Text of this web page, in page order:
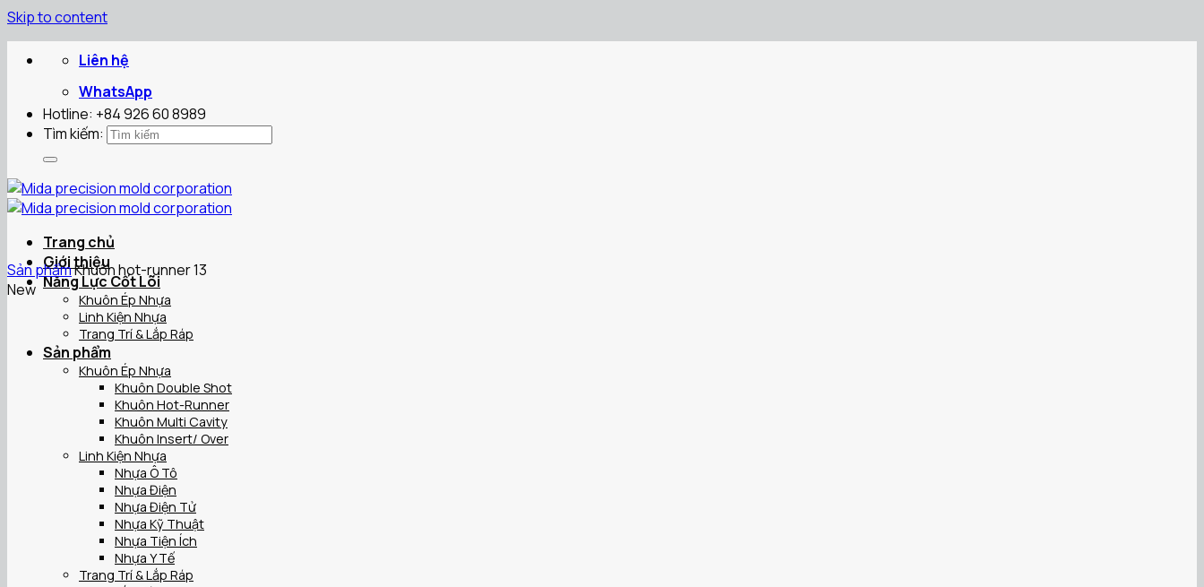
Skip to content
Liên hệ
WhatsApp
Hotline: +84 926 60 8989
Tìm kiếm:
Trang chủ
Giới thiệu
Năng Lực Cốt Lõi
Khuôn Ép Nhựa
Linh Kiện Nhựa
Trang Trí & Lắp Ráp
Sản phẩm
Khuôn Ép Nhựa
Khuôn Double Shot
Khuôn Hot-Runner
Khuôn Multi Cavity
Khuôn Insert/ Over
Linh Kiện Nhựa
Nhựa Ô Tô
Nhựa Điện
Nhựa Điện Tử
Nhựa Kỹ Thuật
Nhựa Tiện Ích
Nhựa Y Tế
Trang Trí & Lắp Ráp
Sản phẩmKhuôn hot-runner 13
New